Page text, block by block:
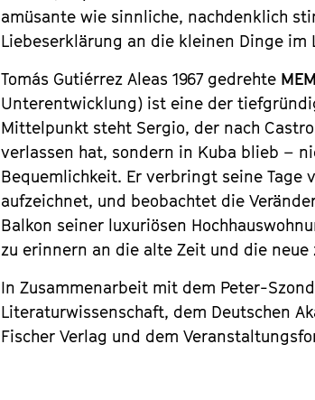
amüsante wie sinnliche, nachdenklich
Liebeserklärung an die kleinen Dinge im
Tomás Gutiérrez Aleas 1967 gedrehte
Unterentwicklung) ist eine der
Mittelpunkt steht Sergio, der nach
verlassen hat, sondern in Kuba blieb –
Bequemlichkeit. Er verbringt seine Tage
aufzeichnet, und beobachtet die
Balkon seiner luxuriösen
zu erinnern an die alte Zeit und die neue
In Zusammenarbeit mit dem Peter-
Literaturwissenschaft, dem Deutschen
Fischer Verlag und dem